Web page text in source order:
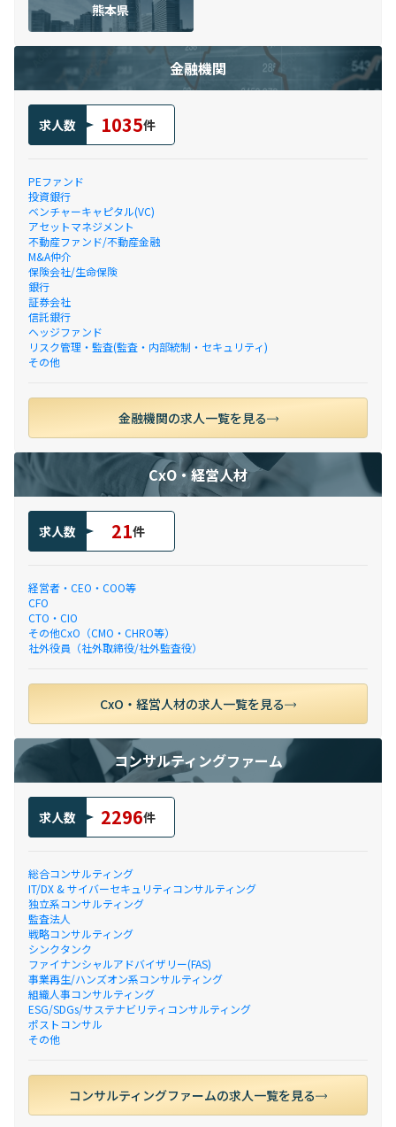
熊本県
金融機関
求人数 1035件
PEファンド
投資銀行
ベンチャーキャピタル(VC)
アセットマネジメント
不動産ファンド/不動産金融
M&A仲介
保険会社/生命保険
銀行
証券会社
信託銀行
ヘッジファンド
リスク管理・監査(監査・内部統制・セキュリティ)
その他
金融機関の求人一覧を見る
CxO・経営人材
求人数 21件
経営者・CEO・COO等
CFO
CTO・CIO
その他CxO（CMO・CHRO等）
社外役員（社外取締役/社外監査役）
CxO・経営人材の求人一覧を見る
コンサルティングファーム
求人数 2296件
総合コンサルティング
IT/DX & サイバーセキュリティコンサルティング
独立系コンサルティング
監査法人
戦略コンサルティング
シンクタンク
ファイナンシャルアドバイザリー(FAS)
事業再生/ハンズオン系コンサルティング
組織人事コンサルティング
ESG/SDGs/サステナビリティコンサルティング
ポストコンサル
その他
コンサルティングファームの求人一覧を見る